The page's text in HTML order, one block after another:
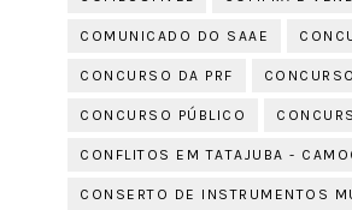
COMUNICADO DO SAAE
CONCURSO DA PRF
CONCURSO PÚBLICO
CONFLITOS EM TATAJUBA -
CONSERTO DE INSTRUMENTOS